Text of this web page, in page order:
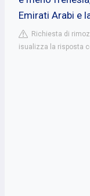
Emirati Arabi e
Richiesta di
isualizza la risposta